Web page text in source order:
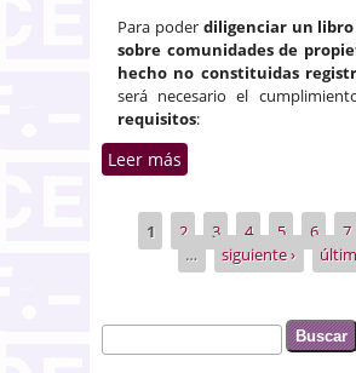
Para poder diligenciar un libro
sobre comunidades de
hecho no constituidas
será necesario el
requisitos:
Leer más
de propietarios de
constituidas
Páginas
1 2 3 4 5 6 7
…
siguiente ›
Formulario de
Buscar